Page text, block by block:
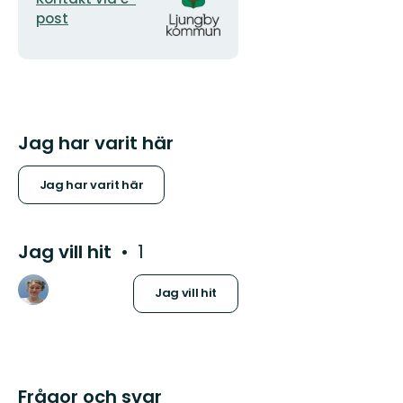
post
Jag har varit här
Jag har varit här
Jag vill hit 1
Jag vill hit
Frågor och svar